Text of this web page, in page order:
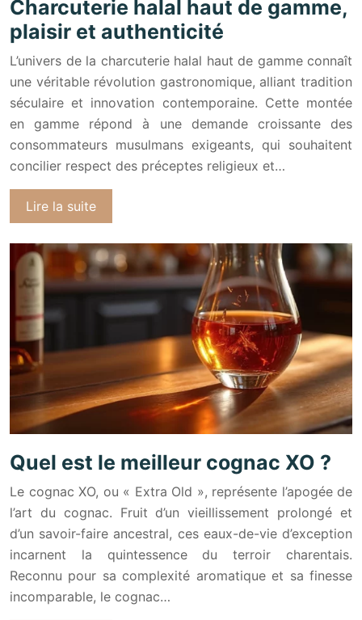
Charcuterie halal haut de gamme,
plaisir et authenticité
L’univers de la charcuterie halal haut de gamme connaît
une véritable révolution gastronomique, alliant tradition
séculaire et innovation contemporaine. Cette montée
en gamme répond à une demande croissante des
consommateurs musulmans exigeants, qui souhaitent
concilier respect des préceptes religieux et…
Lire la suite
Quel est le meilleur cognac XO ?
Le cognac XO, ou « Extra Old », représente l’apogée de
l’art du cognac. Fruit d’un vieillissement prolongé et
d’un savoir-faire ancestral, ces eaux-de-vie d’exception
incarnent la quintessence du terroir charentais.
Reconnu pour sa complexité aromatique et sa finesse
incomparable, le cognac…